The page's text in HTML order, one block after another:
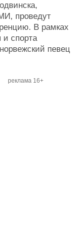
проведут
В рамках
и спорта
певец
реклама 16+